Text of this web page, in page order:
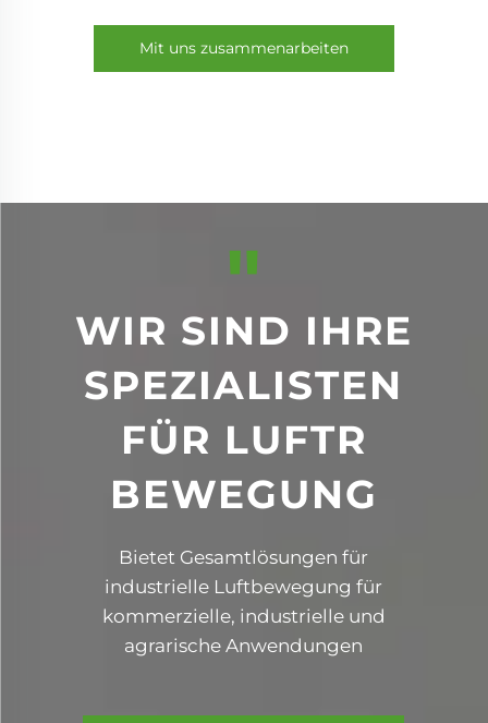
Mit uns zusammenarbeiten
"
WIR SIND IHRE
SPEZIALISTEN
FÜR LUFTR
BEWEGUNG
Bietet Gesamtlösungen für
industrielle Luftbewegung für
kommerzielle, industrielle und
agrarische Anwendungen